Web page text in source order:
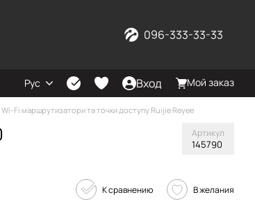
096-333-33-33
Рус Вход Мой заказ
Wi-Fi маршрутизатори та точки доступу Ruijie Reyee
Артикул
145790
К сравнению В желания